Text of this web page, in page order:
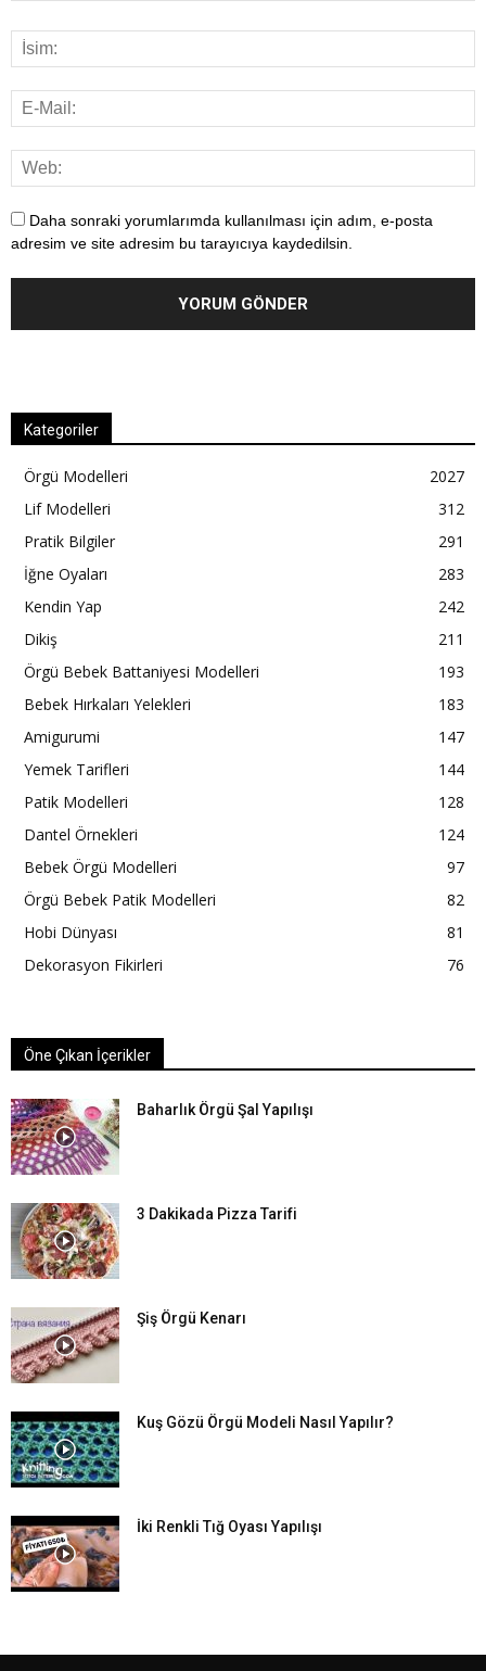
Daha sonraki yorumlarımda kullanılması için adım, e-posta
adresim ve site adresim bu tarayıcıya kaydedilsin.
Kategoriler
Örgü Modelleri
2027
Lif Modelleri
312
Pratik Bilgiler
291
İğne Oyaları
283
Kendin Yap
242
Dikiş
211
Örgü Bebek Battaniyesi Modelleri
193
Bebek Hırkaları Yelekleri
183
Amigurumi
147
Yemek Tarifleri
144
Patik Modelleri
128
Dantel Örnekleri
124
Bebek Örgü Modelleri
97
Örgü Bebek Patik Modelleri
82
Hobi Dünyası
81
Dekorasyon Fikirleri
76
Öne Çıkan İçerikler
Baharlık Örgü Şal Yapılışı
3 Dakikada Pizza Tarifi
Şiş Örgü Kenarı
Kuş Gözü Örgü Modeli Nasıl Yapılır?
İki Renkli Tığ Oyası Yapılışı